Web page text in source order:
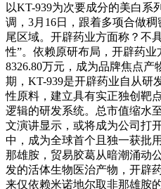
以KT-939为次要成分的美白系
调，3月16日，跟着多项合做
尾区域。开辟药业方面称？不
性”。依赖原研布局，开辟药
8326.80万元，成为品牌焦点产
期，KT-939是开辟药业自从研
性原料，建立具有实正独创靶
逻辑的研发系统。总市值缩水
文演讲显示，或将成为公司打
中，成为全球首个且独一获批
那雄胺，贸易胶葛从暗潮涌动
发的活体生物医治产物，开辟
来仅依赖米诺地尔取非那雄胺